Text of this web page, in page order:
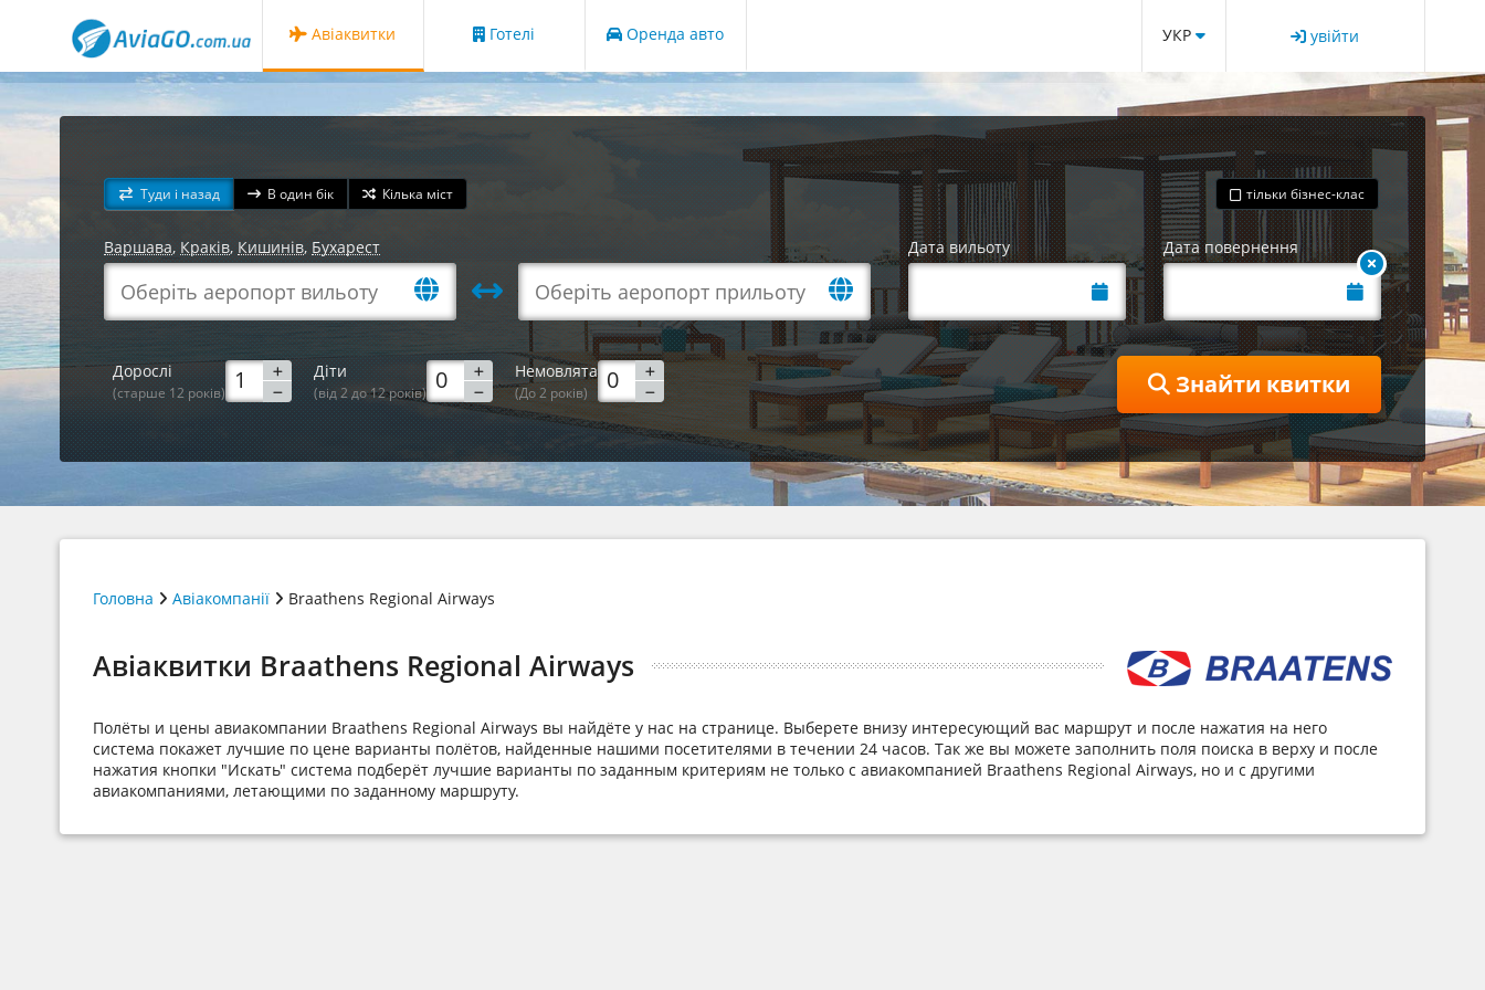
Авіаквитки Готелі Оренда авто УКР увійти
Туди і назад В один бік Кілька міст тільки бізнес-клас
Варшава, Краків, Кишинів, Бухарест Дата вильоту Дата повернення
Дорослі
(старше 12 років)
Діти
(від 2 до 12 років)
Немовлята
(До 2 років) Знайти квитки
Головна Авіакомпанії Braathens Regional Airways
Авіаквитки Braathens Regional Airways
Полёты и цены авиакомпании Braathens Regional Airways вы найдёте у нас на странице. Выберете внизу интересующий вас маршрут и после нажатия на него
система покажет лучшие по цене варианты полётов, найденные нашими посетителями в течении 24 часов. Так же вы можете заполнить поля поиска в верху и после
нажатия кнопки "Искать" система подберёт лучшие варианты по заданным критериям не только с авиакомпанией Braathens Regional Airways, но и с другими
авиакомпаниями, летающими по заданному маршруту.